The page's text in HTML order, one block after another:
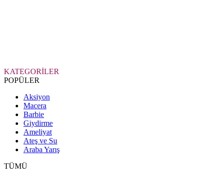
KATEGORİLER
POPÜLER
Aksiyon
Macera
Barbie
Giydirme
Ameliyat
Ateş ve Su
Araba Yarış
TÜMÜ